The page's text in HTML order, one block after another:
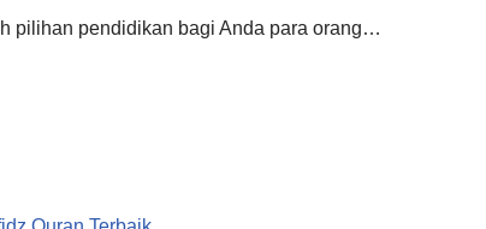
pilihan pendidikan bagi Anda para orang…